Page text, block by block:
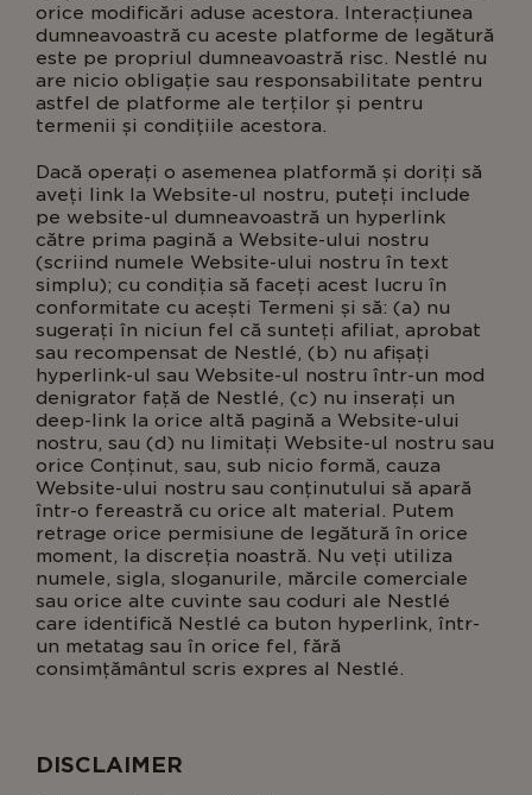
orice modificări aduse acestora. Interacțiunea
dumneavoastră cu aceste platforme de legătură
este pe propriul dumneavoastră risc. Nestlé nu
are nicio obligație sau responsabilitate pentru
astfel de platforme ale terților și pentru
termenii și condițiile acestora.
Dacă operați o asemenea platformă și doriți să
aveți link la Website-ul nostru, puteți include
pe website-ul dumneavoastră un hyperlink
către prima pagină a Website-ului nostru
(scriind numele Website-ului nostru în text
simplu); cu condiția să faceți acest lucru în
conformitate cu acești Termeni și să: (a) nu
sugerați în niciun fel că sunteți afiliat, aprobat
sau recompensat de Nestlé, (b) nu afișați
hyperlink-ul sau Website-ul nostru într-un mod
denigrator față de Nestlé, (c) nu inserați un
deep-link la orice altă pagină a Website-ului
nostru, sau (d) nu limitați Website-ul nostru sau
orice Conținut, sau, sub nicio formă, cauza
Website-ului nostru sau conținutului să apară
într-o fereastră cu orice alt material. Putem
retrage orice permisiune de legătură în orice
moment, la discreția noastră. Nu veți utiliza
numele, sigla, sloganurile, mărcile comerciale
sau orice alte cuvinte sau coduri ale Nestlé
care identifică Nestlé ca buton hyperlink, într-
un metatag sau în orice fel, fără
consimțământul scris expres al Nestlé.
DISCLAIMER